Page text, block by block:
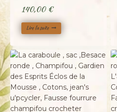
140,00 €
Lire la suite